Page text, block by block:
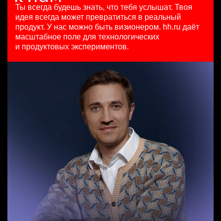
вчера
150000 ₽
Ярославль
HeadHunter::Коммерческий департамент
15000000 so'm
Специалист телемаркетинга
HeadHunter::Телефонные продажи
4 авг. 2026
з/п не указана
Москва
Продуктовый маркетолог b2b, брендинговые продукты
HeadHunter::Департамент маркетинга
20 июл. 2026
з/п не указана
Москва
Ты всегда будешь знать, что тебя услышат. Твоя
идея всегда может превратиться в реальный
продукт. У нас можно быть визионером. hh.ru даёт
масштабное поле для технологических
и продуктовых экспериментов.